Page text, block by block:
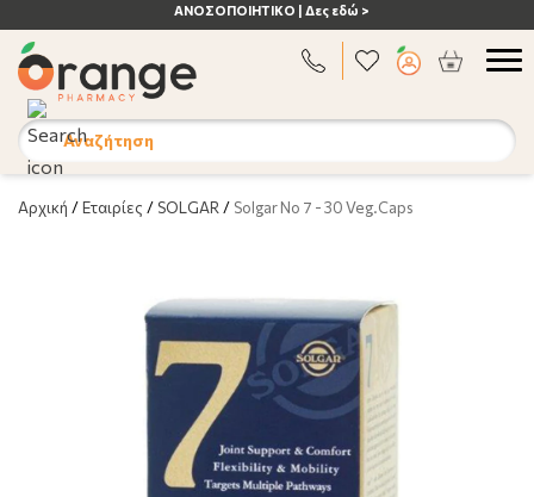
ΑΝΟΣΟΠΟΙΗΤΙΚΟ | Δες εδώ >
Αναζήτηση
Αρχική /Εταιρίες / SOLGAR / Solgar No 7 - 30 Veg.Caps